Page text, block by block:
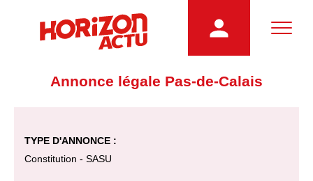
Annonce légale Pas-de-Calais
TYPE D'ANNONCE :
Constitution - SASU